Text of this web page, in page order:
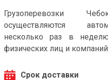
Грузоперевозки
осуществляются
несколько раз в
физических лиц и
Срок доставки